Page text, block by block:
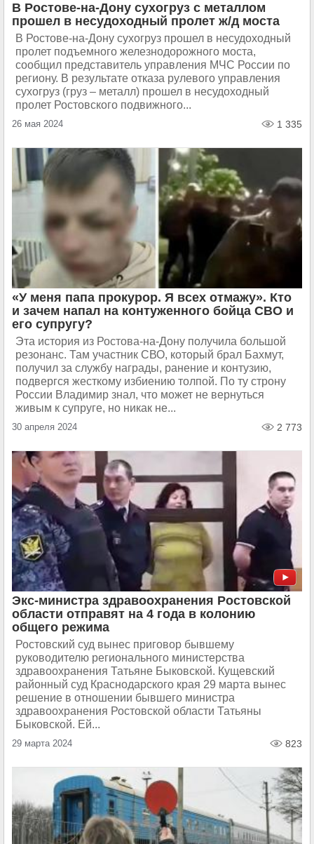
В Ростове-на-Дону сухогруз с металлом
прошел в несудоходный пролет ж/д моста
В Ростове-на-Дону сухогруз прошел в несудоходный
пролет подъемного железнодорожного моста,
сообщил представитель управления МЧС России по
региону. В результате отказа рулевого управления
сухогруз (груз – металл) прошел в несудоходный
пролет Ростовского подвижного...
26 мая 2024 1 335
«У меня папа прокурор. Я всех отмажу». Кто
и зачем напал на контуженного бойца СВО и
его супругу?
Эта история из Ростова-на-Дону получила большой
резонанс. Там участник СВО, который брал Бахмут,
получил за службу награды, ранение и контузию,
подвергся жесткому избиению толпой. По ту строну
России Владимир знал, что может не вернуться
живым к супруге, но никак не...
30 апреля 2024 2 773
Экс-министра здравоохранения Ростовской
области отправят на 4 года в колонию
общего режима
Ростовский суд вынес приговор бывшему
руководителю регионального министерства
здравоохранения Татьяне Быковской. Кущевский
районный суд Краснодарского края 29 марта вынес
решение в отношении бывшего министра
здравоохранения Ростовской области Татьяны
Быковской. Ей...
29 марта 2024 823